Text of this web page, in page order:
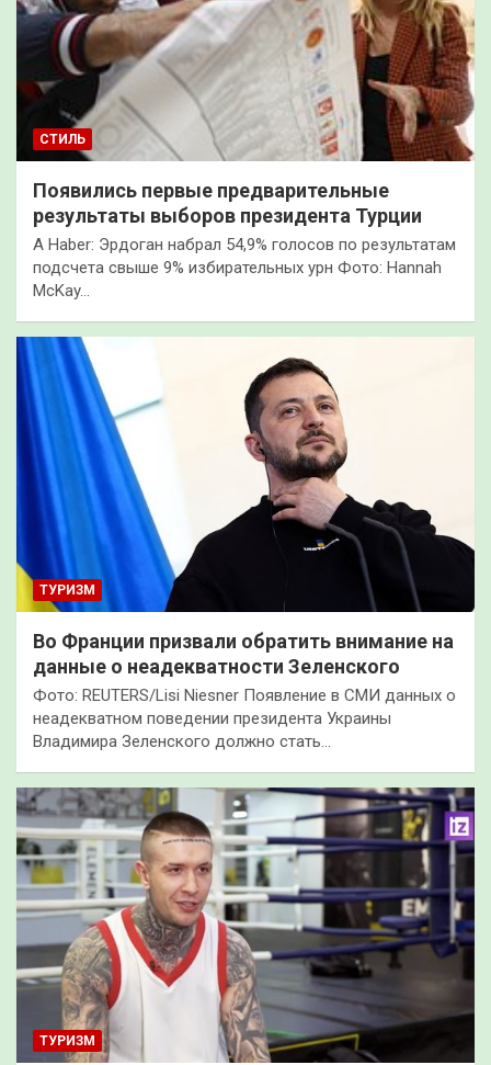
СТИЛЬ
Появились первые предварительные
результаты выборов президента Турции
A Haber: Эрдоган набрал 54,9% голосов по результатам
подсчета свыше 9% избирательных урн Фото: Hannah
McKay…
ТУРИЗМ
Во Франции призвали обратить внимание на
данные о неадекватности Зеленского
Фото: REUTERS/Lisi Niesner Появление в СМИ данных о
неадекватном поведении президента Украины
Владимира Зеленского должно стать…
ТУРИЗМ